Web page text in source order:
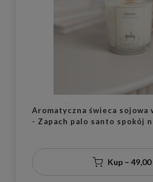
Aromatyczna świeca sojowa
- Zapach palo santo spokój
Kup – 49,00